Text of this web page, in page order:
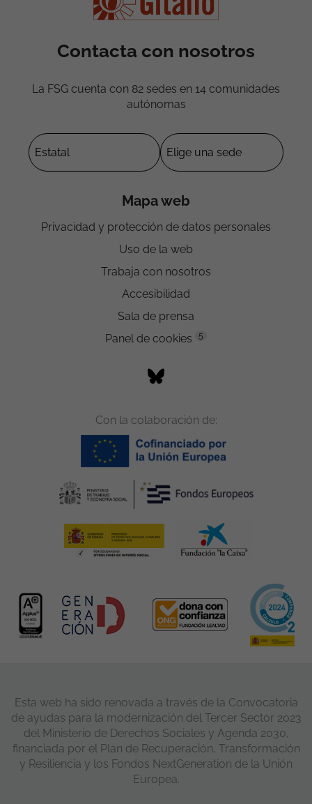
Contacta con nosotros
La FSG cuenta con 82 sedes en 14 comunidades
autónomas
Mapa web
Privacidad y protección de datos personales
Uso de la web
Trabaja con nosotros
Accesibilidad
Sala de prensa
Panel de cookies
5
Con la colaboración de:
Esta web ha sido renovada a través de la Convocatoria
de ayudas para la modernización del Tercer Sector 2023
del Ministerio de Derechos Sociales y Agenda 2030,
financiada por el Plan de Recuperación, Transformación
y Resiliencia y los Fondos NextGeneration de la Unión
Europea.